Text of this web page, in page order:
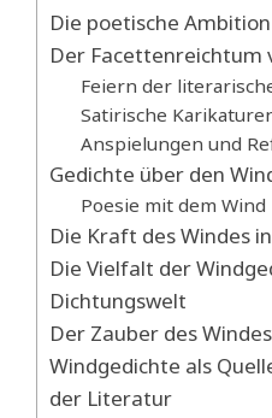
Die poetische
Der Facettenreichtum
Feiern der
Satirische
Anspielungen und
Gedichte über den
Poesie mit dem Wind
Die Kraft des Windes
Die Vielfalt der
Dichtungswelt
Der Zauber des
Windgedichte als
der Literatur